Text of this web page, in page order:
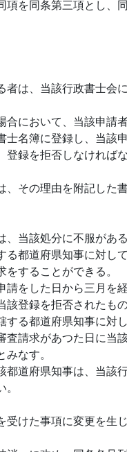
項を同条第三項とし、
者は、当該行政書士会
合において、当該申請
士名簿に登録し、当該
登録を拒否しなければ
その理由を附記した
当該処分に不服があ
る都道府県知事に対し
することができる。
をした日から三月を
該登録を拒否されたも
する都道府県知事に対
査請求があつた日に当
なす。
都道府県知事は、当該
けた事項に変更を生